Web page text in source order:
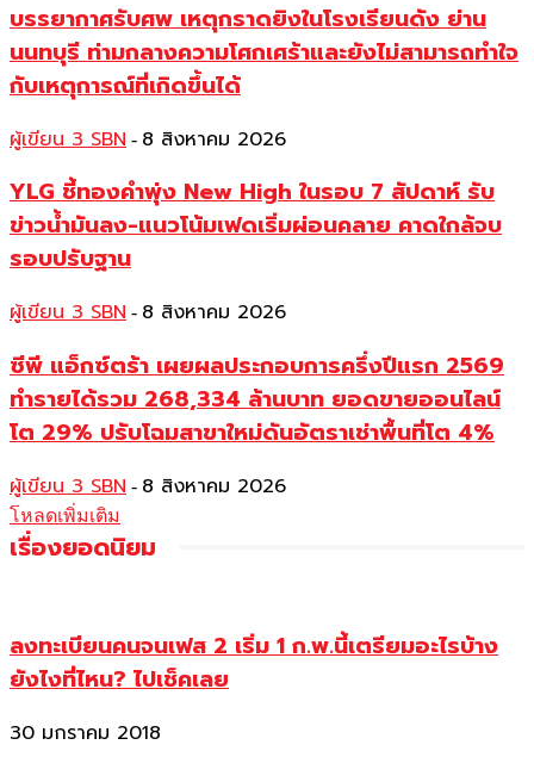
บรรยากาศรับศพ เหตุกราดยิงในโรงเรียนดัง ย่าน
นนทบุรี ท่ามกลางความโศกเศร้าและยังไม่สามารถทำใจ
กับเหตุการณ์ที่เกิดขึ้นได้
ผู้เขียน 3 SBN - 8 สิงหาคม 2026
YLG ชี้ทองคำพุ่ง New High ในรอบ 7 สัปดาห์ รับ
ข่าวน้ำมันลง-แนวโน้มเฟดเริ่มผ่อนคลาย คาดใกล้จบ
รอบปรับฐาน
ผู้เขียน 3 SBN - 8 สิงหาคม 2026
ซีพี แอ็กซ์ตร้า เผยผลประกอบการครึ่งปีแรก 2569
ทำรายได้รวม 268,334 ล้านบาท ยอดขายออนไลน์
โต 29% ปรับโฉมสาขาใหม่ดันอัตราเช่าพื้นที่โต 4%
ผู้เขียน 3 SBN - 8 สิงหาคม 2026
โหลดเพิ่มเติม
เรื่องยอดนิยม
ลงทะเบียนคนจนเฟส 2 เริ่ม 1 ก.พ.นี้เตรียมอะไรบ้าง
ยังไงที่ไหน? ไปเช็คเลย
30 มกราคม 2018